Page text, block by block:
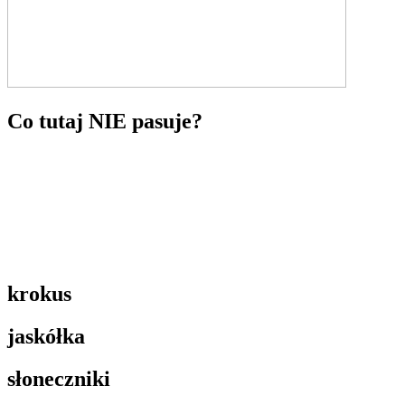
Co tutaj NIE pasuje?
krokus
jaskółka
słoneczniki